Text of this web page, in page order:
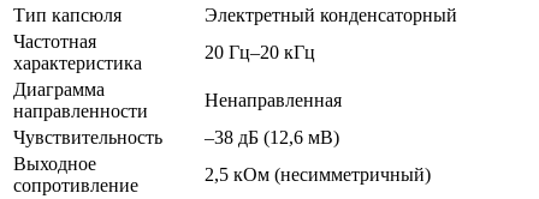
Тип капсюля
Электретный конденсаторный
Частотная
характеристика
20 Гц–20 кГц
Диаграмма
направленности
Ненаправленная
Чувствительность
–38 дБ (12,6 мВ)
Выходное
сопротивление
2,5 кОм (несимметричный)